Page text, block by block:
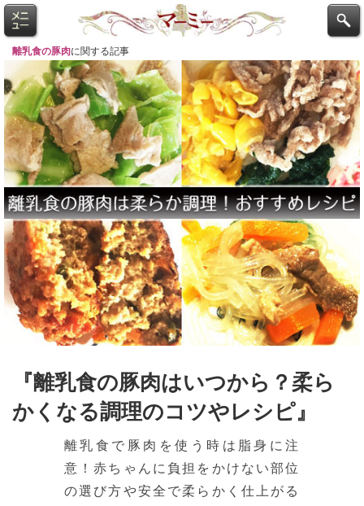
離乳食の豚肉に関する記事
『離乳食の豚肉はいつから？柔ら
かくなる調理のコツやレシピ』
離乳食で豚肉を使う時は脂身に注
意！赤ちゃんに負担をかけない部位
の選び方や安全で柔らかく仕上がる